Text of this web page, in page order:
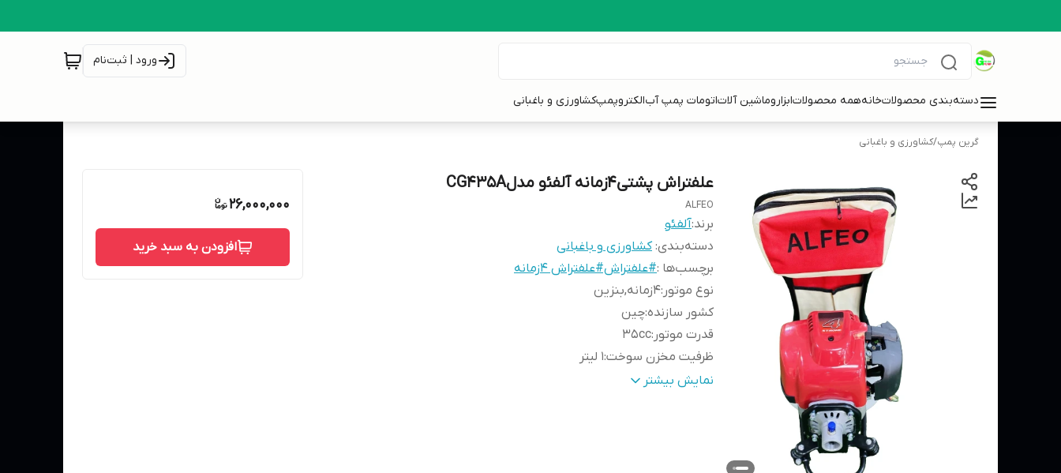
ورود | ثبت‌نام
دسته‌بندی محصولاتخانههمه محصولاتابزاروماشین آلاتاتومات پمپ آبالکتروپمپکشاورزی و باغبانی
گرین پمپ/کشاورزی و باغبانی
علفتراش پشتی4زمانه آلفئو مدلCG435A
ALFEO
برند:آلفئو
دسته‌بندی:کشاورزی و باغبانی
برچسب‌ها :#علفتراش#علفتراش 4زمانه
نوع موتور :4زمانه,بنزین
کشور سازنده:چین
قدرت موتور :
35cc
ظرفیت مخزن سوخت:1 لیتر
خنک کاری موتور
نمایش بیشتر
26,000,000
افزودن به سبد خرید